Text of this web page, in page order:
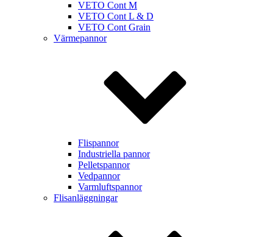
VETO Cont M
VETO Cont L & D
VETO Cont Grain
Värmepannor
Flispannor
Industriella pannor
Pelletspannor
Vedpannor
Varmluftspannor
Flisanläggningar